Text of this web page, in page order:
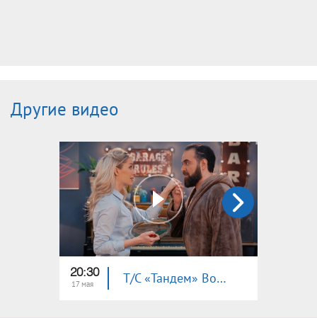
Другие видео
20:30
17 мая Т/С «Тандем» Воспоминания (серия 33)